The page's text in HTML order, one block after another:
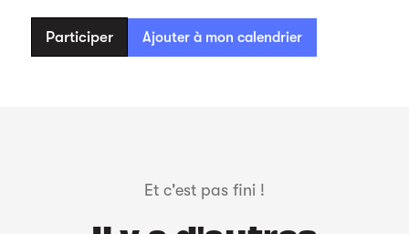
Participer Ajouter à mon calendrier
Et c'est pas fini !